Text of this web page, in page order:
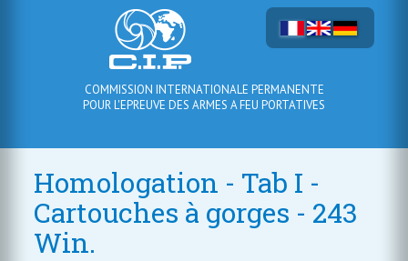
COMMISSION INTERNATIONALE PERMANENTE
POUR L'EPREUVE DES ARMES A FEU PORTATIVES
Homologation - Tab I -
Cartouches à gorges - 243
Win.